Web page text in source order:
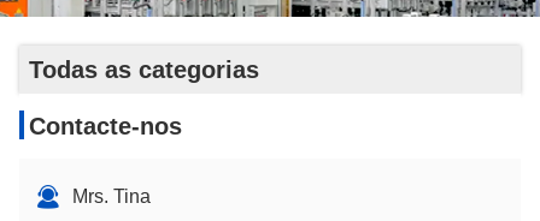
Todas as categorias
Contacte-nos
Mrs. Tina